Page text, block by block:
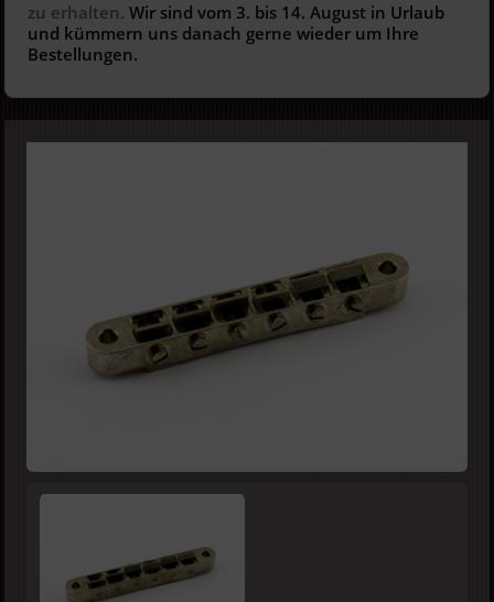
zu erhalten. Wir sind vom 3. bis 14. August in Urlaub
und kümmern uns danach gerne wieder um Ihre
Bestellungen.